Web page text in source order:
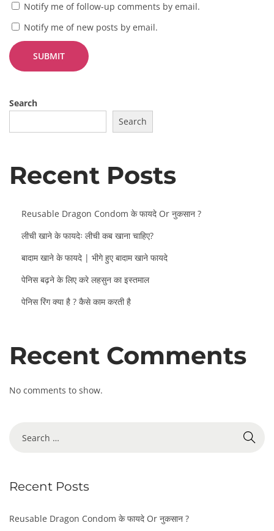
Notify me of follow-up comments by email.
Notify me of new posts by email.
Search
Search
Recent Posts
Reusable Dragon Condom के फायदे Or नुकसान ?
लीची खाने के फायदेः लीची कब खाना चाहिए?
बादाम खाने के फायदे | भीगे हुए बादाम खाने फायदे
पेनिस बढ़ने के लिए करे लहसुन का इस्तमाल
पेनिस रिंग क्या है ? कैसे काम करती है
Recent Comments
No comments to show.
c
f
Recent Posts
Reusable Dragon Condom के फायदे Or नुकसान ?